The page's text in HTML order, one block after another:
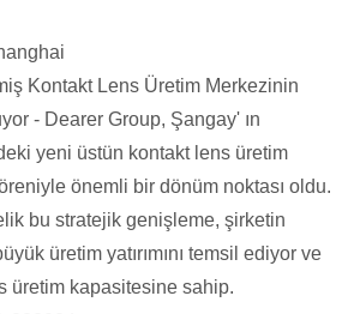
Kontakt Lens Üretim Merkezinin
- Dearer Group, Şangay' ın
yeni üstün kontakt lens üretim
önemli bir dönüm noktası oldu.
bu stratejik genişleme, şirketin
üretim yatırımını temsil ediyor ve
üretim kapasitesine sahip.